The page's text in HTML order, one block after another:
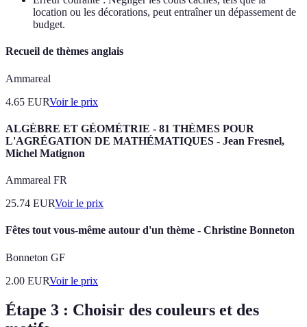
location ou les décorations, peut entraîner un dépassement de
budget.
Recueil de thèmes anglais
Ammareal
4.65 EURVoir le prix
ALGÈBRE ET GÉOMÉTRIE - 81 THÈMES POUR
L'AGRÉGATION DE MATHÉMATIQUES - Jean Fresnel,
Michel Matignon
Ammareal FR
25.74 EURVoir le prix
Fêtes tout vous-même autour d'un thème - Christine Bonneton
Bonneton GF
2.00 EURVoir le prix
Étape 3 : Choisir des couleurs et des